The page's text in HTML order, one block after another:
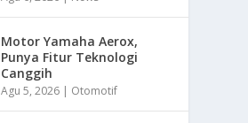
Motor Yamaha Aerox,
Punya Fitur Teknologi
Canggih
Agu 5, 2026 | Otomotif